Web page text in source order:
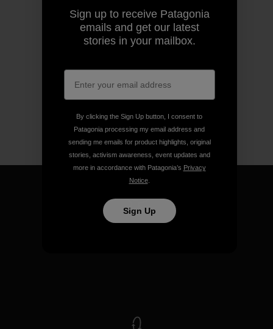
Sign up to receive Patagonia
emails and get our latest
stories in your mailbox.
By clicking the Sign Up button, I consent to
Patagonia processing my email address and
sending me emails for product highlights, original
stories, activism awareness, event updates and
more in accordance with Patagonia’s Privacy
Notice.
Sign Up